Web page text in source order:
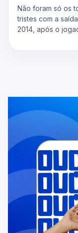
Não foram só os
tristes com a
2014, após o